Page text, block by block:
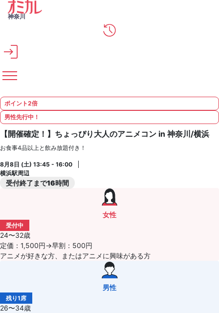
メインコンテンツへスキップ
神奈川
ポイント2倍
男性先行中！
【開催確定！】ちょっぴり大人のアニメコン in 神奈川/横浜
お食事4品以上と飲み放題付き！
8月8日 (土) 13:45 - 16:00
横浜駅周辺
受付終了まで16時間
女性
受付中
24〜32歳
定価：1,500円→早割：500円
アニメが好きな方、またはアニメに興味がある方
男性
残り1席
26〜34歳